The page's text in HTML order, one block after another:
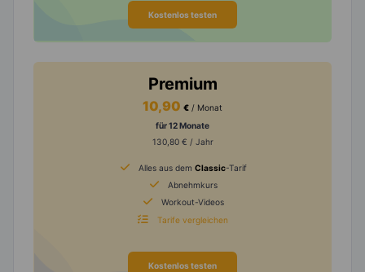
Kostenlos testen
Premium
10,90 € / Monat
für 12 Monate
130,80 € / Jahr
Alles aus dem Classic-Tarif
Abnehmkurs
Workout-Videos
Tarife vergleichen
Kostenlos testen